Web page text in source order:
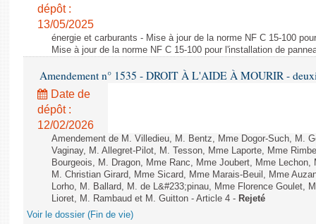
dépôt :
13/05/2025
énergie et carburants - Mise à jour de la norme NF C 15-100
Mise à jour de la norme NF C 15-100 pour l'installation de
Amendement n° 1535 - DROIT À L'AIDE À MOURIR -
Date de
dépôt :
12/02/2026
Amendement de M. Villedieu, M. Bentz, Mme Dogor-Such, M.
Vaginay, M. Allegret-Pilot, M. Tesson, Mme Laporte, Mme
Bourgeois, M. Dragon, Mme Ranc, Mme Joubert, Mme
M. Christian Girard, Mme Sicard, Mme Marais-Beuil, Mme
Lorho, M. Ballard, M. de L&#233;pinau, Mme Florence Goulet,
Lioret, M. Rambaud et M. Guitton - Article 4 - Rejeté
Voir le dossier (Fin de vie)